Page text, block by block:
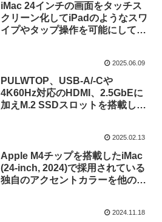
iMac 24インチの画面をタッチス
クリーン化してiPadのようなスワ
イプやタップ操作を可能にしてく
Frame for iMac」が発売。2025.06.09
PULWTOP、USB-A/-Cや
4K60Hz対応のHDMI、2.5GbEに
加えM.2 SSDスロットを搭載した
2025.02.13
Apple M4チップを搭載したiMac
(24-inch, 2024)で採用されている
独自のアクセントカラーを他の
2024.11.18